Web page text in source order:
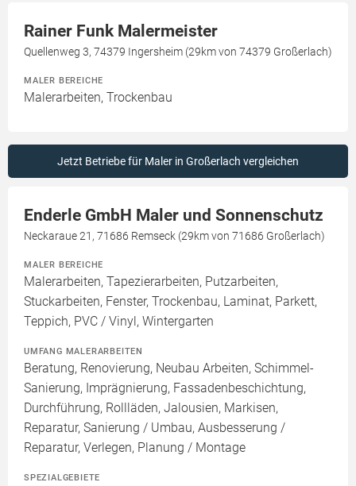
Rainer Funk Malermeister
Quellenweg 3, 74379 Ingersheim (29km von 74379 Großerlach)
MALER BEREICHE
Malerarbeiten, Trockenbau
Jetzt Betriebe für Maler in Großerlach vergleichen
Enderle GmbH Maler und Sonnenschutz
Neckaraue 21, 71686 Remseck (29km von 71686 Großerlach)
MALER BEREICHE
Malerarbeiten, Tapezierarbeiten, Putzarbeiten,
Stuckarbeiten, Fenster, Trockenbau, Laminat, Parkett,
Teppich, PVC / Vinyl, Wintergarten
UMFANG MALERARBEITEN
Beratung, Renovierung, Neubau Arbeiten, Schimmel-
Sanierung, Imprägnierung, Fassadenbeschichtung,
Durchführung, Rollläden, Jalousien, Markisen,
Reparatur, Sanierung / Umbau, Ausbesserung /
Reparatur, Verlegen, Planung / Montage
SPEZIALGEBIETE